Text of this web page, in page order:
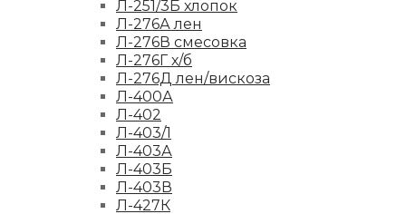
Л-251/3Б хлопок
Л-276А лен
Л-276В смесовка
Л-276Г х/б
Л-276Д лен/вискоза
Л-400А
Л-402
Л-403/1
Л-403А
Л-403Б
Л-403В
Л-427К